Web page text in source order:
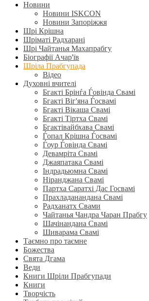
Новини
Новини ISKCON
Новини Запоріжжя
Шрі Крішна
Шріматі Радхарані
Шрі Чайтанья Махапрабгу
Біографії Ачар'їв
Шріла Прабгупада
Відео
Духовні вчителі
Бгакті Брінѓа Ѓовінда Свамі
Бгакті Віг'яна Ѓосвамі
Бгакті Вікаша Свамі
Бгакті Тіртха Свамі
Бгактівайбхава Свамі
Ѓопал Крішна Ѓосвамі
Ѓоур Ѓовінда Свамі
Девамріта Свамі
Джаяпатака Свамі
Індрадьюмна Свамі
Ніранджана Свамі
Партха Саратхі Дас Госвамі
Прахладанандана Свамі
Радханатх Свами
Чайтанья Чандра Чаран Прабгу
Шачінандана Свамі
Шиварама Свамі
Таємно про таємне
Божества
Свята Дгама
Веди
Книги Шріли Прабгупади
Книги
Творчість